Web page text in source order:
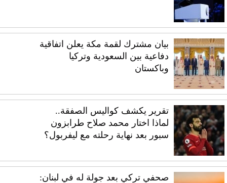
بيان مشترك لقمة مكة يعلن اتفاقية
دفاعية بين السعودية وتركيا
وباكستان
تقرير يكشف كواليس الصفقة..
لماذا اختار محمد صلاح طرابزون
سبور بعد نهاية رحلته مع ليفربول؟
صحفي تركي بعد جولة له في لبنان: